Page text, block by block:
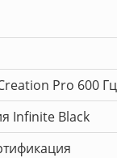
Pro 600
Infinite Black